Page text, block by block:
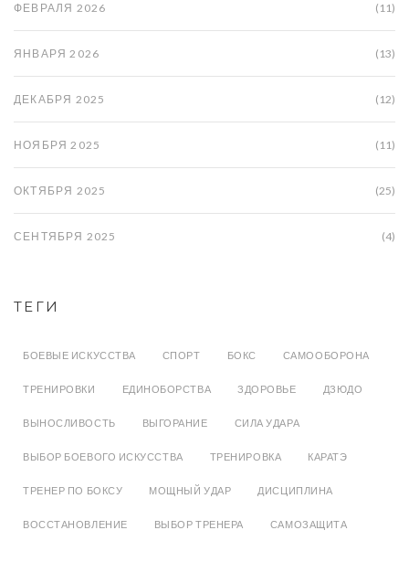
ФЕВРАЛЯ 2026 (11)
ЯНВАРЯ 2026 (13)
ДЕКАБРЯ 2025 (12)
НОЯБРЯ 2025 (11)
ОКТЯБРЯ 2025 (25)
СЕНТЯБРЯ 2025 (4)
ТЕГИ
БОЕВЫЕ ИСКУССТВА СПОРТ БОКС САМООБОРОНА
ТРЕНИРОВКИ ЕДИНОБОРСТВА ЗДОРОВЬЕ ДЗЮДО
ВЫНОСЛИВОСТЬ ВЫГОРАНИЕ СИЛА УДАРА
ВЫБОР БОЕВОГО ИСКУССТВА ТРЕНИРОВКА КАРАТЭ
ТРЕНЕР ПО БОКСУ МОЩНЫЙ УДАР ДИСЦИПЛИНА
ВОССТАНОВЛЕНИЕ ВЫБОР ТРЕНЕРА САМОЗАЩИТА